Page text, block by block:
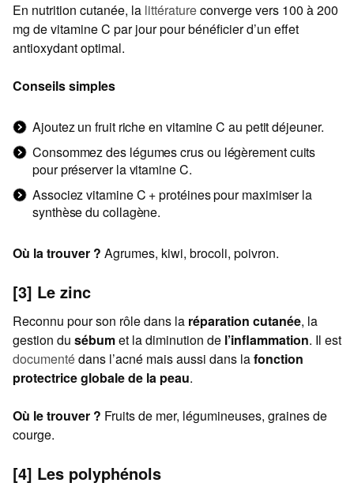
En nutrition cutanée, la littératureconverge vers 100 à 200
mg de vitamine C par jour pour bénéficier d’un effet
antioxydant optimal.
Conseils simples
Ajoutez un fruit riche en vitamine C au petit déjeuner.
Consommez des légumes crus ou légèrement cuits
pour préserver la vitamine C.
Associez vitamine C + protéines pour maximiser la
synthèse du collagène.
Où la trouver ? Agrumes, kiwi, brocoli, poivron.
[3] Le zinc
Reconnu pour son rôle dans la réparation cutanée, la
gestion du sébumet la diminution de l’inflammation. Il est
documentédans l’acné mais aussi dans lafonction
protectrice globale de la peau.
Où le trouver ? Fruits de mer, légumineuses, graines de
courge.
[4] Les polyphénols